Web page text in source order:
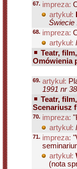
67. impreza:
artykuł:
Świecie
68. impreza:
artykuł:
Teatr,
Omówienia
69. artykuł:
1991 nr
Teatr,
Scenariusz
70. impreza:
artykuł:
71. impreza:
artykuł:
(nota